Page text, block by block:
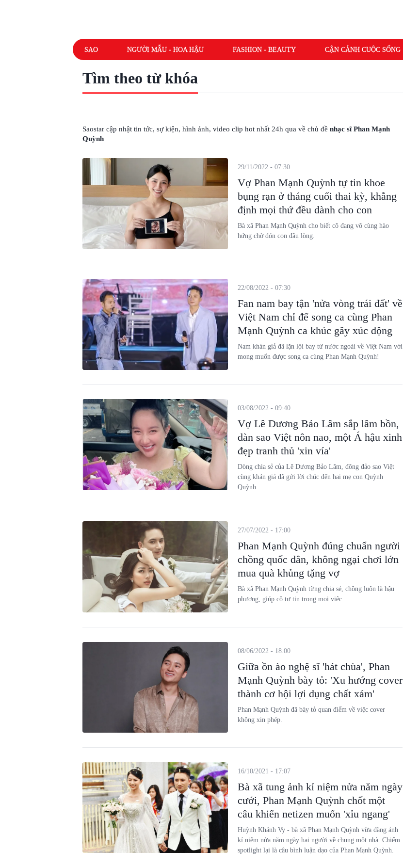
SAO NGƯỜI MẪU - HOA HẬU FASHION - BEAUTY CẬN CẢNH CUỘC SỐNG
Tìm theo từ khóa
Saostar cập nhật tin tức, sự kiện, hình ảnh, video clip hot nhất 24h qua về chủ đề nhạc sĩ Phan Mạnh
Quỳnh
Vợ Phan Mạnh Quỳnh tự tin khoe
bụng rạn ở tháng cuối thai kỳ, khẳng
định mọi thứ đều dành cho con
29/11/2022 - 07:30
Bà xã Phan Mạnh Quỳnh cho biết cô đang vô cùng hào
hứng chờ đón con đầu lòng.
Fan nam bay tận 'nửa vòng trái đất' về
Việt Nam chỉ để song ca cùng Phan
Mạnh Quỳnh ca khúc gây xúc động
22/08/2022 - 07:30
Nam khán giả đã lặn lội bay từ nước ngoài về Việt Nam với
mong muốn được song ca cùng Phan Mạnh Quỳnh!
Vợ Lê Dương Bảo Lâm sắp lâm bồn,
dàn sao Việt nôn nao, một Á hậu xinh
đẹp tranh thủ 'xin vía'
03/08/2022 - 09:40
Dòng chia sẻ của Lê Dương Bảo Lâm, đông đảo sao Việt
cùng khán giả đã gửi lời chúc đến hai mẹ con Quỳnh
Quỳnh.
Phan Mạnh Quỳnh đúng chuẩn người
chồng quốc dân, không ngại chơi lớn
mua quà khủng tặng vợ
27/07/2022 - 17:00
Bà xã Phan Mạnh Quỳnh từng chia sẻ, chồng luôn là hậu
phương, giúp cô tự tin trong mọi việc.
Giữa ồn ào nghệ sĩ 'hát chùa', Phan
Mạnh Quỳnh bày tỏ: 'Xu hướng cover
thành cơ hội lợi dụng chất xám'
08/06/2022 - 18:00
Phan Mạnh Quỳnh đã bày tỏ quan điểm về việc cover
không xin phép.
Bà xã tung ảnh kỉ niệm nửa năm ngày
cưới, Phan Mạnh Quỳnh chốt một
câu khiến netizen muốn 'xỉu ngang'
16/10/2021 - 17:07
Huỳnh Khánh Vy - bà xã Phan Mạnh Quỳnh vừa đăng ảnh
kỉ niệm nửa năm ngày hai người về chung một nhà. Chiếm
spotlight lại là câu bình luận dạo của Phan Mạnh Quỳnh.